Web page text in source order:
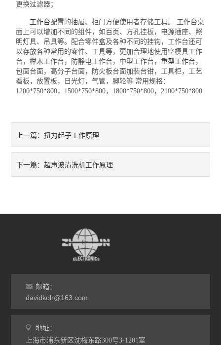
更换过滤器；
工作台配置的抽屉、柜门方便使用者存储工具。 工作台桌
面上可以增加不同的组件，如百页、方孔挂板，电源插座、照
明灯具、吊具等。配合零件盒及各种不同的挂钩，工作台还可
以存放各种常用的零件、工具等，更加合理地使用空模具工作
台，榉木工作台，防静电工作台，中型工作台，重型工作台 ，
包面台面，高分子台面，防火板台面加装台钳，工具柜，工艺
看板，放置板，日光灯，气管，脚轮等 常用规格：
1200*750*800，1500*750*800，1800*750*800，2100*750*800
上一篇：扭力起子工作原理
下一篇：超声波清洗机工作原理
邮箱：
davidkoh@163.com
地址：
上海市浦东新区沈梅东路300号3-1201室